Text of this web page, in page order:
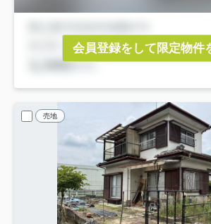
会員登録をして限定物件
売地